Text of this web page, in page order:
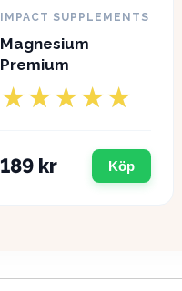
IMPACT SUPPLEMENTS
Magnesium
Premium
189 kr Köp